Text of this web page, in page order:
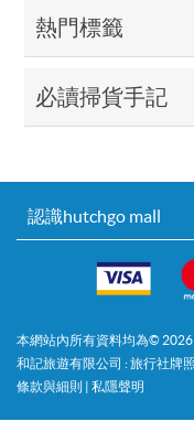
熱門標籤
必讀掃貨手記
認識hutchgo mall
本網站內所有資料均為© 2026
和記旅遊有限公司 : 旅行社牌
條款與細則 | 私隱聲明